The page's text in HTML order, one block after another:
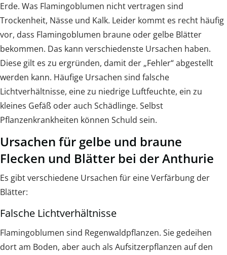
Erde. Was Flamingoblumen nicht vertragen sind
Trockenheit, Nässe und Kalk. Leider kommt es recht häufig
vor, dass Flamingoblumen braune oder gelbe Blätter
bekommen. Das kann verschiedenste Ursachen haben.
Diese gilt es zu ergründen, damit der „Fehler“ abgestellt
werden kann. Häufige Ursachen sind falsche
Lichtverhältnisse, eine zu niedrige Luftfeuchte, ein zu
kleines Gefäß oder auch Schädlinge. Selbst
Pflanzenkrankheiten können Schuld sein.
Ursachen für gelbe und braune
Flecken und Blätter bei der Anthurie
Es gibt verschiedene Ursachen für eine Verfärbung der
Blätter:
Falsche Lichtverhältnisse
Flamingoblumen sind Regenwaldpflanzen. Sie gedeihen
dort am Boden, aber auch als Aufsitzerpflanzen auf den